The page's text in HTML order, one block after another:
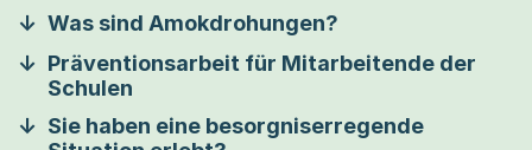
Was sind Amokdrohungen?
Präventionsarbeit für Mitarbeitende der
Schulen
Sie haben eine besorgniserregende